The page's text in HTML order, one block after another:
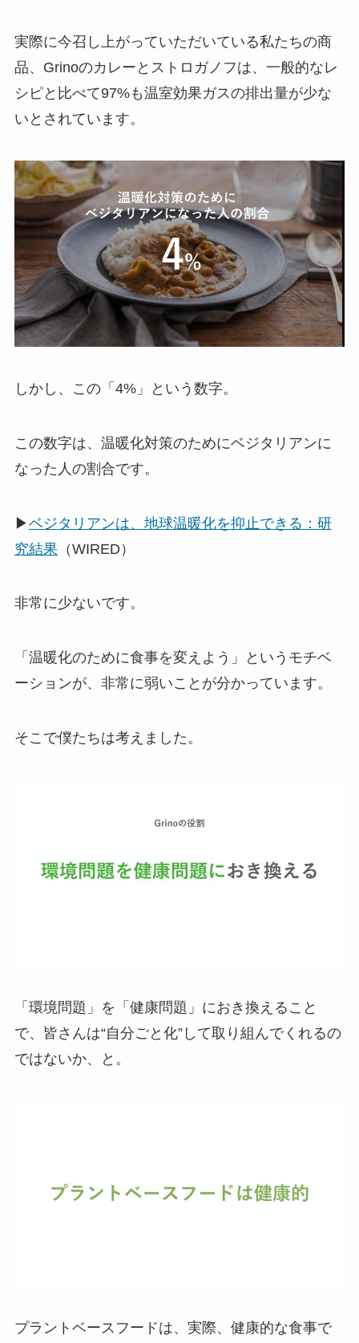
実際に今召し上がっていただいている私たちの商
品、Grinoのカレーとストロガノフは、一般的なレ
シピと比べて97%も温室効果ガスの排出量が少な
いとされています。
しかし、この「4%」という数字。
この数字は、温暖化対策のためにベジタリアンに
なった人の割合です。
▶ベジタリアンは、地球温暖化を抑止できる：研
究結果 （WIRED）
非常に少ないです。
「温暖化のために食事を変えよう」というモチベ
ーションが、非常に弱いことが分かっています。
そこで僕たちは考えました。
「環境問題」を「健康問題」におき換えること
で、皆さんは“自分ごと化”して取り組んでくれるの
ではないか、と。
プラントベースフードは、実際、健康的な食事で